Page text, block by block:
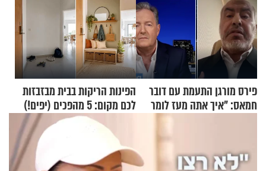
פירס מורגן התעמת עם דובר
חמאס: "איך אתה מעז לומר
שלא ביצעתם פשעי מלחמה?!"
הפינות הריקות בבית מבזבזות
לכם מקום: 5 מהפכים (יפים!)
שאפשר לעשות כבר היום